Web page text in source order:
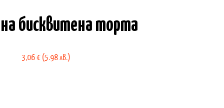
бисквитена торта
3,06€ (5.98 лв.)